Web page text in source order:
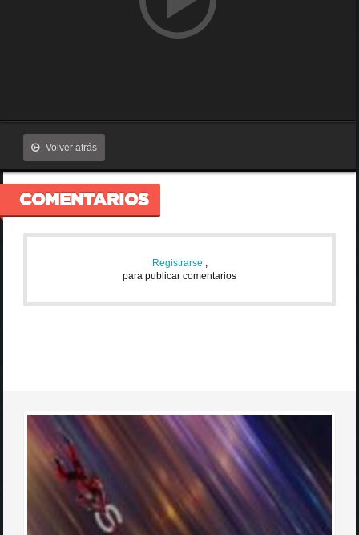
Volver atrás
COMENTARIOS
Registrarse ,
para publicar comentarios